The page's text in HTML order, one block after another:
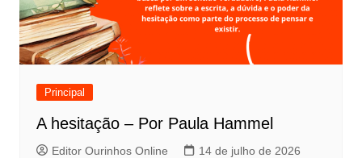
Principal
A hesitação – Por Paula Hammel
Editor Ourinhos Online 14 de julho de 2026